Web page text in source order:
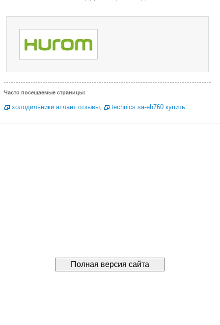
Часто посещаемые страницы:
холодильники атлант отзывы, technics sa-eh760 купить